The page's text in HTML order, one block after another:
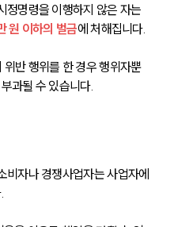
정명령을 이행하지 않은 자는
원 이하의 벌금에 처해집니다.
반 행위를 한 경우 행위자뿐
과될 수 있습니다.
비자나 경쟁사업자는 사업자에